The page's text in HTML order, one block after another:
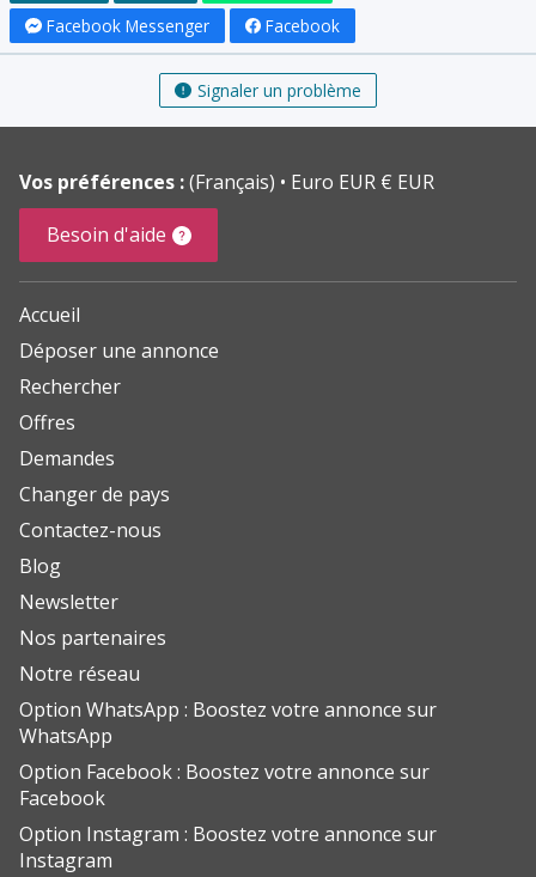
Facebook Messenger
Facebook
Signaler un problème
Vos préférences :(Français)
Euro EUR € EUR
Besoin d'aide
Accueil
Déposer une annonce
Rechercher
Offres
Demandes
Changer de pays
Contactez-nous
Blog
Newsletter
Nos partenaires
Notre réseau
Option WhatsApp : Boostez votre annonce sur
WhatsApp
Option Facebook : Boostez votre annonce sur
Facebook
Option Instagram : Boostez votre annonce sur
Instagram